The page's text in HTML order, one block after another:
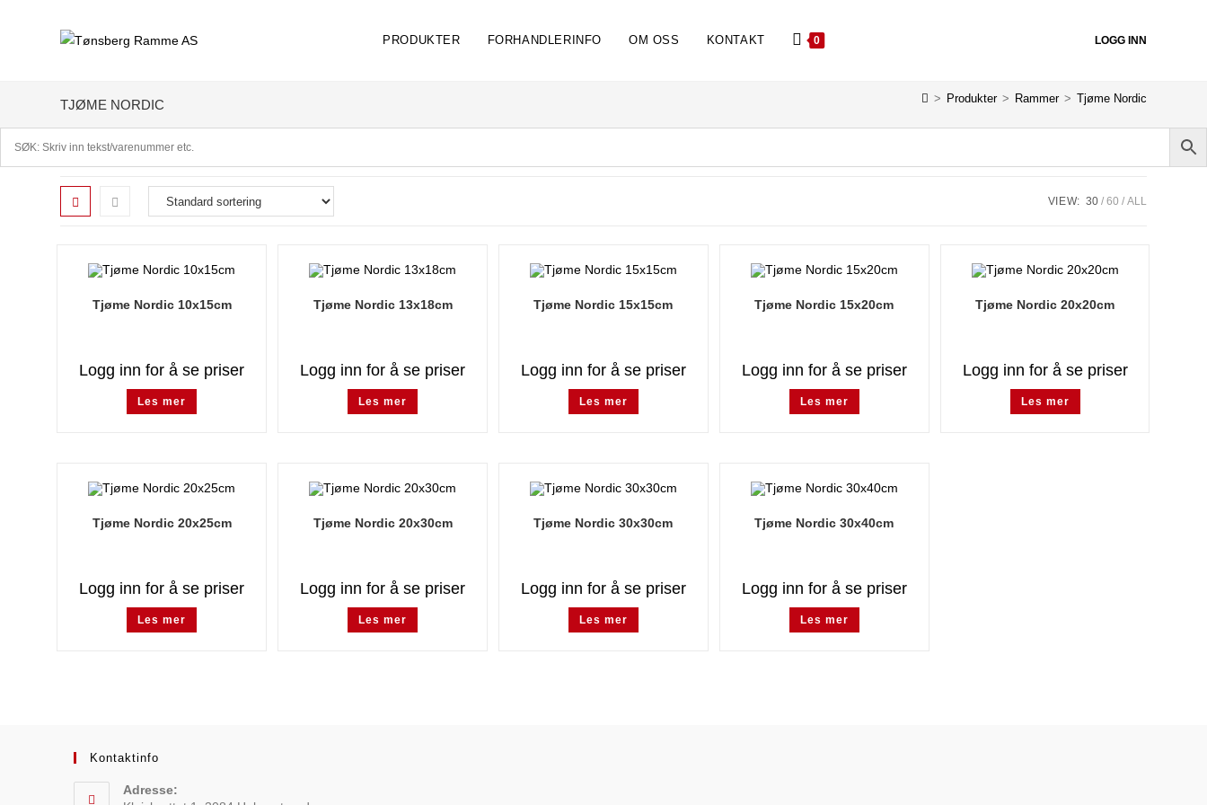
LOGG INN
PRODUKTER FORHANDLERINFO OM OSS KONTAKT 0
TJØME NORDIC > Produkter > Rammer > Tjøme Nordic
VIEW: 30 60 ALL
Tjøme Nordic 10x15cm
Logg inn for å se priser
Les mer
Tjøme Nordic 13x18cm
Logg inn for å se priser
Les mer
Tjøme Nordic 15x15cm
Logg inn for å se priser
Les mer
Tjøme Nordic 15x20cm
Logg inn for å se priser
Les mer
Tjøme Nordic 20x20cm
Logg inn for å se priser
Les mer
Tjøme Nordic 20x25cm
Logg inn for å se priser
Les mer
Tjøme Nordic 20x30cm
Logg inn for å se priser
Les mer
Tjøme Nordic 30x30cm
Logg inn for å se priser
Les mer
Tjøme Nordic 30x40cm
Logg inn for å se priser
Les mer
Kontaktinfo
Adresse: